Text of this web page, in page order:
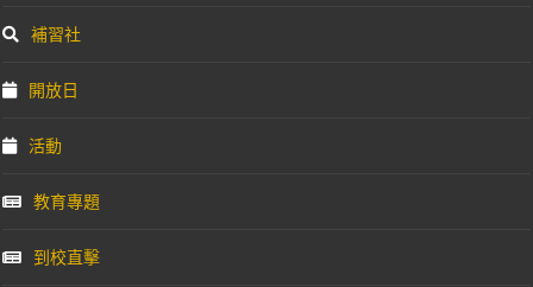
補習社
開放日
活動
教育專題
到校直擊